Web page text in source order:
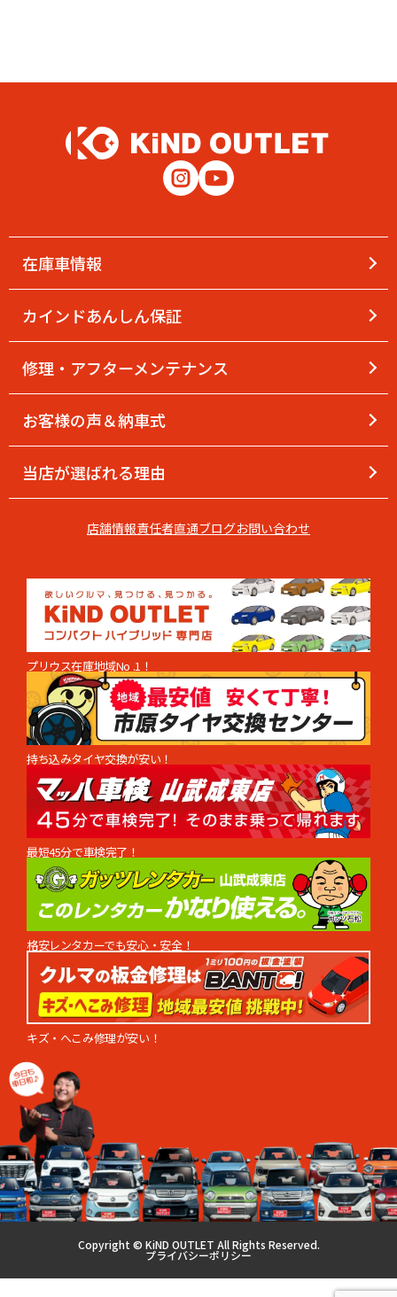
在庫車情報
カインドあんしん保証
修理・アフターメンテナンス
お客様の声＆納車式
当店が選ばれる理由
店舗情報責任者直通ブログお問い合わせ
プリウス在庫地域No .1！
持ち込みタイヤ交換が安い！
最短45分で車検完了！
格安レンタカーでも安心・安全！
キズ・へこみ修理が安い！
Copyright ©︎ KiND OUTLET All Rights Reserved.
プライバシーポリシー